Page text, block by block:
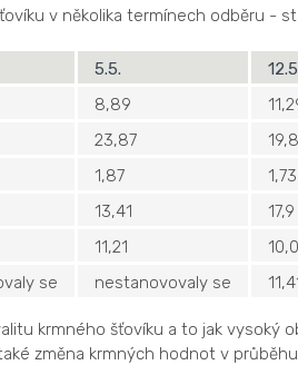
v několika termínech odběru -
5.5.
8,89
23,87
1,87 1,73
13,41 17,9
11,21
se nestanovovaly se
krmného šťovíku a to jak vysoký
změna krmných hodnot v